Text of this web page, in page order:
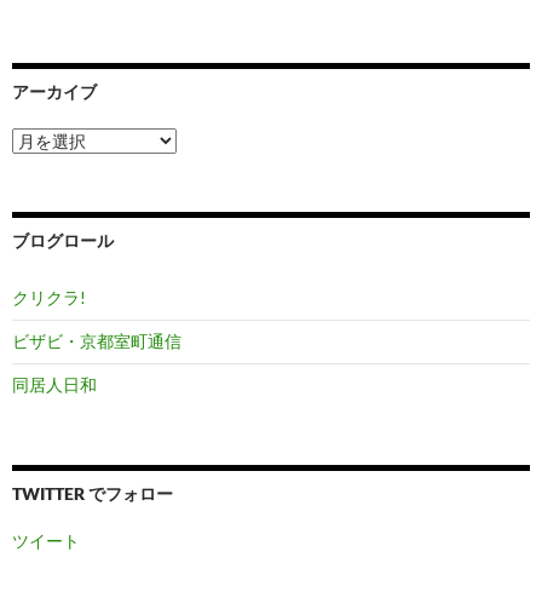
アーカイブ
ア
ー
ブ
ブログロール
クリクラ!
ビザビ・京都室町通信
同居人日和
TWITTER でフォロー
ツイート